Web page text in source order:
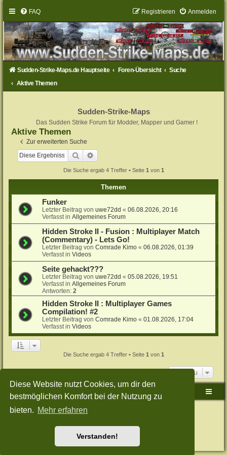
Diese Website nutzt Cookies, um dir den
bestmöglichen Komfort bei der Nutzung zu
bieten. Mehr erfahren
Verstanden!
FAQ Anmelden
Registrieren
Sudden-Strike-Maps.de Hauptseite Foren-Übersicht
Suche
Aktive Themen
Sudden-Strike-Maps
Das Sudden Strike Forum für Modder, Mapper und Gamer !
Aktive Themen
Zur erweiterten Suche
Suche
Die Suche ergab 4 Treffer • Seite 1 von 1
Themen
Funker
Letzter Beitrag vonuwe72dd «06.08.2026, 20:16
Verfasst inAllgemeines Forum
Hidden Stroke II - Fusion : Multiplayer Match
(Commentary) - Lets Go!
Letzter Beitrag vonComrade Kimo «06.08.2026, 01:39
Verfasst inVideos
Seite gehackt???
Letzter Beitrag vonuwe72dd «05.08.2026, 19:51
Verfasst inAllgemeines Forum
Antworten:2
Hidden Stroke II : Multiplayer Games
Compilation! #2
Letzter Beitrag vonComrade Kimo «01.08.2026, 17:04
Verfasst inVideos
Die Suche ergab 4 Treffer • Seite 1 von 1
Gehe zu
Sudden-Strike-Maps.de Hauptseite Foren-Übersicht
Powered byphpBB® Forum Software © phpBB Limited
Style: Green-Style-Split by Joyce&LunaphpBB-Style-Design
Nutzungsbedingungen